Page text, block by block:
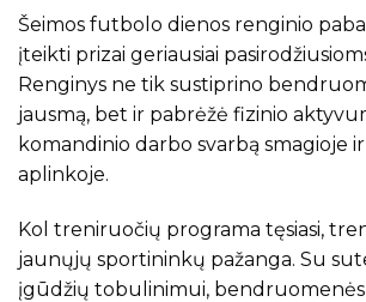
Šeimos futbolo dienos renginio
įteikti prizai geriausiai
Renginys ne tik sustiprino
jausmą, bet ir pabrėžė fizinio
komandinio darbo svarbą smagioje
aplinkoje.
Kol treniruočių programa tęsiasi,
jaunųjų sportininkų pažanga. Su
įgūdžių tobulinimui,